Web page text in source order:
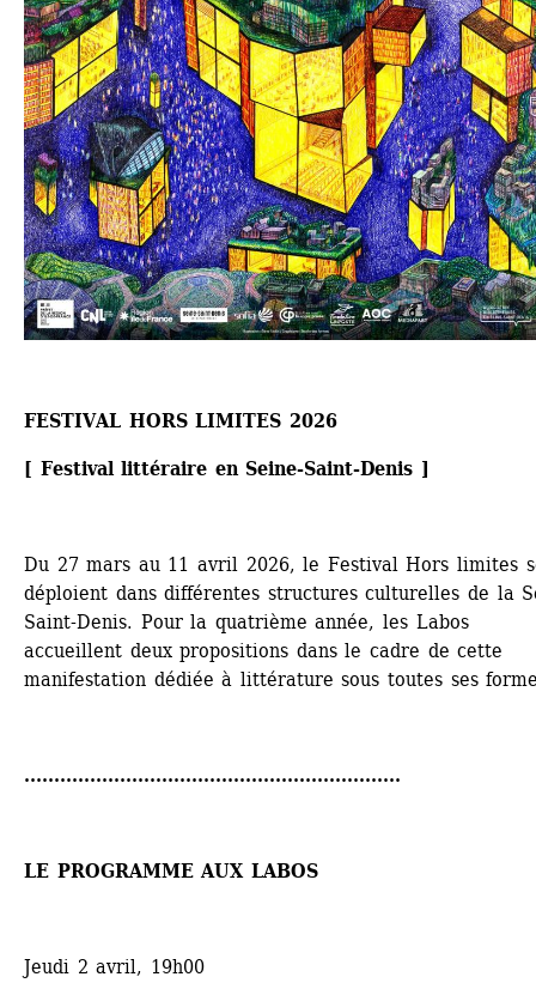
FESTIVAL HORS LIMITES 2026
[ Festival littéraire en Seine-Saint-Denis ]
Du 27 mars au 11 avril 2026, le Festival Hors limites
déploient dans différentes structures culturelles de la
Saint-Denis. Pour la quatrième année, les Labos
accueillent deux propositions dans le cadre de cette
manifestation dédiée à littérature sous toutes ses
...............................................................
LE PROGRAMME AUX LABOS
Jeudi 2 avril, 19h00